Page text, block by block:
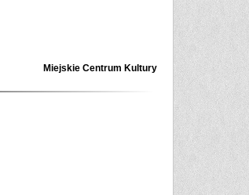
Miejskie Centrum Kultury